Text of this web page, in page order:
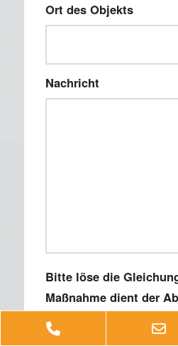
Ort des Objekts
Nachricht
Bitte löse die
Maßnahme dient der
*